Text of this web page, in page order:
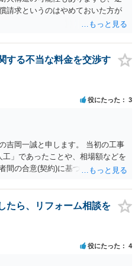
請求というのはやめておいた方が
する不当な料金を交渉す
役にたった 3
吉岡一誠と申します。 当初の工事
」であったことや、相場額などを
間の合意(契約)に基づかない不当な
額の交渉をすべきでしょう。 相手
間や労力、経済的コストその他裁
こないことなどがネックになり得
可能性は大いにあるかと思いま
たら、リフォーム相談を
役にたった 4